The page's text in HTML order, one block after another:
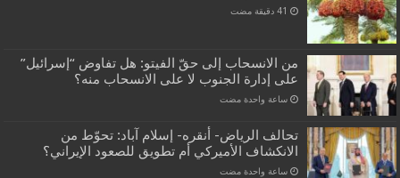
من الانسحاب إلى حقّ الفيتو: هل تفاوض “إسرائيل”
على إدارة الجنوب لا على الانسحاب منه؟
‏ساعة واحدة مضت
تحالف الرياض- أنقره- إسلام آباد: تحوّط من
الانكشاف الأميركي أم تطويق للصعود الإيراني؟
‏ساعة واحدة مضت